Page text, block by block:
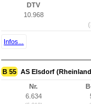
DTV
10.968
Infos...
B 55 AS Elsdorf
Nr.
6.634